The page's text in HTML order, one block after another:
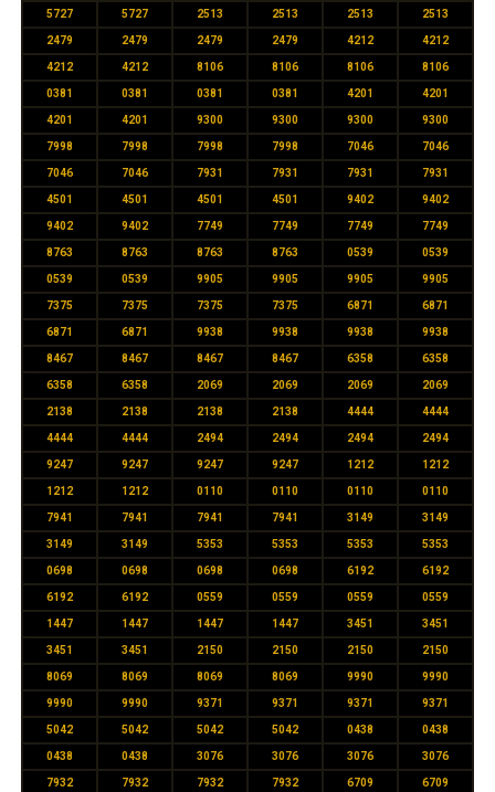
5727 5727 2513 2513 2513 2513
2479 2479 2479 2479 4212 4212
4212 4212 8106 8106 8106 8106
0381 0381 0381 0381 4201 4201
4201 4201 9300 9300 9300 9300
7998 7998 7998 7998 7046 7046
7046 7046 7931 7931 7931 7931
4501 4501 4501 4501 9402 9402
9402 9402 7749 7749 7749 7749
8763 8763 8763 8763 0539 0539
0539 0539 9905 9905 9905 9905
7375 7375 7375 7375 6871 6871
6871 6871 9938 9938 9938 9938
8467 8467 8467 8467 6358 6358
6358 6358 2069 2069 2069 2069
2138 2138 2138 2138 4444 4444
4444 4444 2494 2494 2494 2494
9247 9247 9247 9247 1212 1212
1212 1212 0110 0110 0110 0110
7941 7941 7941 7941 3149 3149
3149 3149 5353 5353 5353 5353
0698 0698 0698 0698 6192 6192
6192 6192 0559 0559 0559 0559
1447 1447 1447 1447 3451 3451
3451 3451 2150 2150 2150 2150
8069 8069 8069 8069 9990 9990
9990 9990 9371 9371 9371 9371
5042 5042 5042 5042 0438 0438
0438 0438 3076 3076 3076 3076
7932 7932 7932 7932 6709 6709